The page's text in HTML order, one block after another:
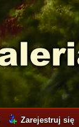
Zarejestruj się